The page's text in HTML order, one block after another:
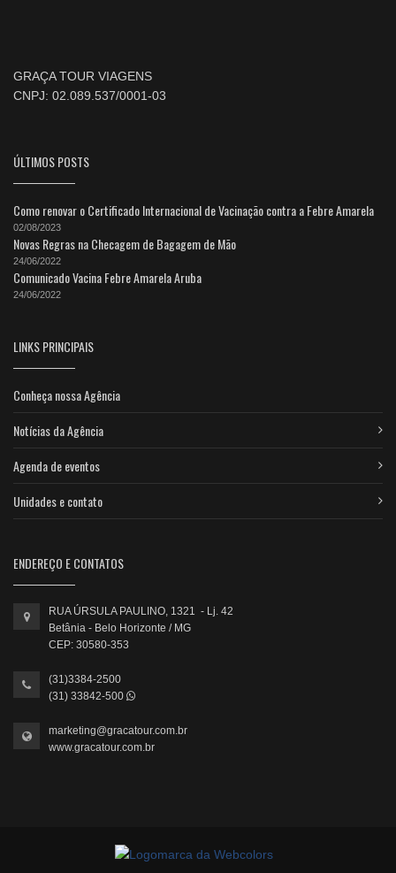
GRAÇA TOUR VIAGENS
CNPJ: 02.089.537/0001-03
ÚLTIMOS POSTS
Como renovar o Certificado Internacional de Vacinação contra a Febre Amarela
02/08/2023
Novas Regras na Checagem de Bagagem de Mão
24/06/2022
Comunicado Vacina Febre Amarela Aruba
24/06/2022
LINKS PRINCIPAIS
Conheça nossa Agência
Notícias da Agência
Agenda de eventos
Unidades e contato
ENDEREÇO E CONTATOS
RUA ÚRSULA PAULINO, 1321 - Lj. 42
Betânia - Belo Horizonte / MG
CEP: 30580-353
(31)3384-2500
(31) 33842-500
marketing@gracatour.com.br
www.gracatour.com.br